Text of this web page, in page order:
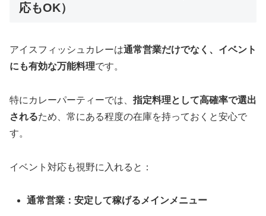
応もOK）
アイスフィッシュカレーは通常営業だけでなく、イベント
にも有効な万能料理です。
特にカレーパーティーでは、 指定料理として高確率で選出
されるため、常にある程度の在庫を持っておくと安心で
す。
イベント対応も視野に入れると：
通常営業：安定して稼げるメインメニュー